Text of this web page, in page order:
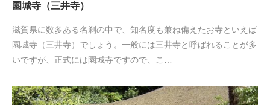
園城寺（三井寺）
滋賀県に数多ある名刹の中で、知名度も兼ね備えたお寺といえば
園城寺（三井寺）でしょう。一般には三井寺と呼ばれることが多
いですが、正式には園城寺ですので、こ…